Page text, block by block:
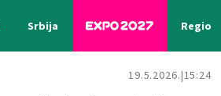
Srbija Region
19.5.2026. 15:24